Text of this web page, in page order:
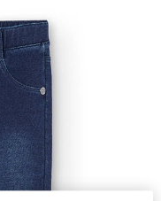
Start der Bestellung